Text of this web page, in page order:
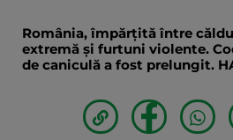
România, împărțită între
extremă și furtuni violente.
de caniculă a fost prelungit.